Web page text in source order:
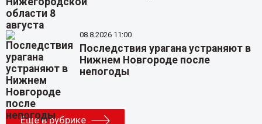
08.8.2026 11:00
Последствия урагана устраняют в
Нижнем Новгороде после
непогоды
Еще в рубрике